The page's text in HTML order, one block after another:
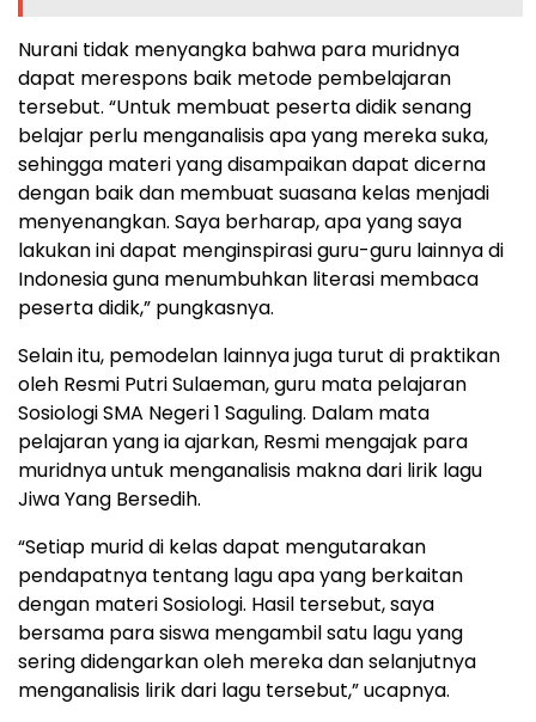
Nurani tidak menyangka bahwa para muridnya
dapat merespons baik metode pembelajaran
tersebut. “Untuk membuat peserta didik senang
belajar perlu menganalisis apa yang mereka suka,
sehingga materi yang disampaikan dapat dicerna
dengan baik dan membuat suasana kelas menjadi
menyenangkan. Saya berharap, apa yang saya
lakukan ini dapat menginspirasi guru-guru lainnya di
Indonesia guna menumbuhkan literasi membaca
peserta didik,” pungkasnya.
Selain itu, pemodelan lainnya juga turut di praktikan
oleh Resmi Putri Sulaeman, guru mata pelajaran
Sosiologi SMA Negeri 1 Saguling. Dalam mata
pelajaran yang ia ajarkan, Resmi mengajak para
muridnya untuk menganalisis makna dari lirik lagu
Jiwa Yang Bersedih.
“Setiap murid di kelas dapat mengutarakan
pendapatnya tentang lagu apa yang berkaitan
dengan materi Sosiologi. Hasil tersebut, saya
bersama para siswa mengambil satu lagu yang
sering didengarkan oleh mereka dan selanjutnya
menganalisis lirik dari lagu tersebut,” ucapnya.